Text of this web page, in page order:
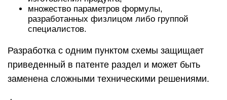
множество параметров формулы,
разработанных физлицом либо группой
специалистов.
Разработка с одним пунктом схемы защищает
приведенный в патенте раздел и может быть
заменена сложными техническими решениями.